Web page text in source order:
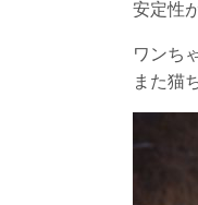
安定性
ワンち
また猫